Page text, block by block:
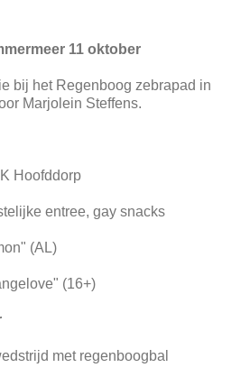
11 oktober
bij het Regenboog zebrapad in
Marjolein Steffens.
Hoofddorp
entree, gay snacks
(AL)
(16+)
met regenboogbal